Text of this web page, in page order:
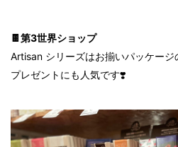
🍫第3世界ショップ
Artisan シリーズはお揃いパッケー
プレゼントにも人気です❣️